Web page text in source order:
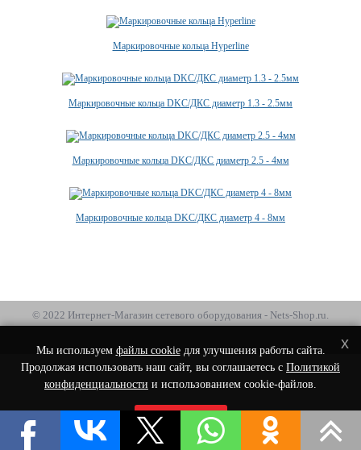
Мы используем файлы cookieдля улучшения работы сайта.
Продолжая использовать наш сайт, вы соглашаетесь с Политикой
конфиденциальности и использованием cookie-файлов.
Принять
x
Маркировочные кольца Hyperline
Маркировочные кольца DKC/ДКС диаметр 1.3 - 2.5мм
Маркировочные кольца DKC/ДКС диаметр 2.5 - 4мм
Маркировочные кольца DKC/ДКС диаметр 4 - 8мм
© 2022 Интернет-Магазин сетевого оборудования - Nets-Shop.ru.